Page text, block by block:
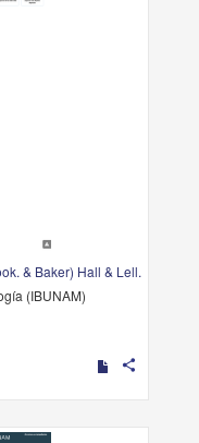
& Baker) Hall & Lell.
(IBUNAM)
share